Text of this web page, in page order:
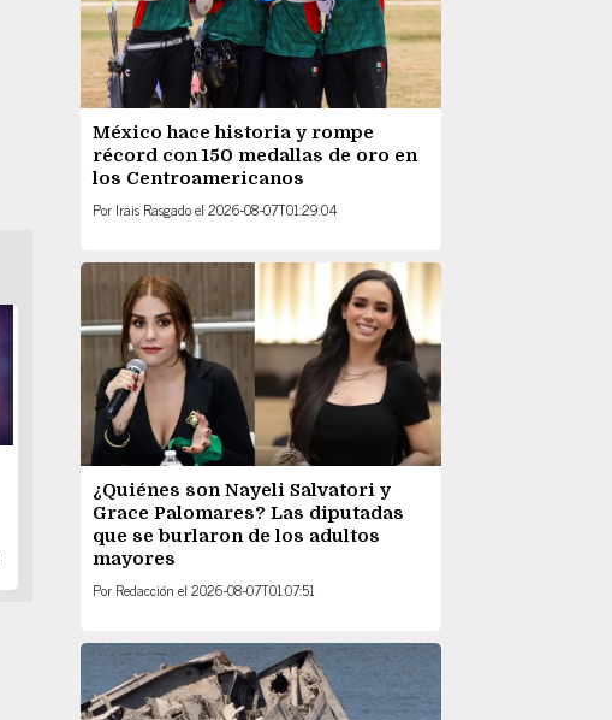
México hace historia y rompe
récord con 150 medallas de oro en
los Centroamericanos
Por Irais Rasgadoel 2026-08-07T01:29:04
¿Quiénes son Nayeli Salvatori y
Grace Palomares? Las diputadas
que se burlaron de los adultos
mayores
Por Redacción el 2026-08-07T01:07:51